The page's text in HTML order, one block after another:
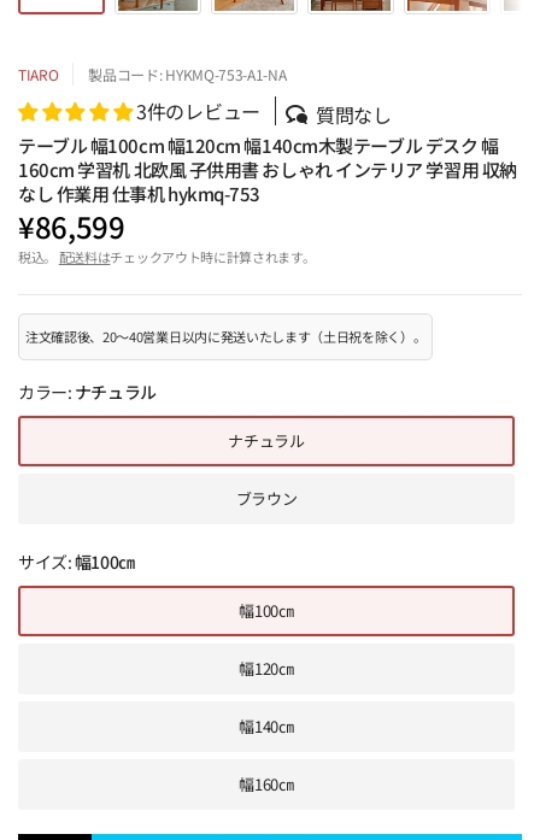
TIARO 製品コード: HYKMQ-753-A1-NA
3件のレビュー 質問なし
テーブル 幅100cm 幅120cm 幅140cm木製テーブル デスク 幅
160cm 学習机 北欧風 子供用書 おしゃれ インテリア 学習用 収納
なし 作業用 仕事机 hykmq-753
¥86,599
税込。 配送料はチェックアウト時に計算されます。
注文確認後、20～40営業日以内に発送いたします（土日祝を除く）。
カラー: ナチュラル
ナチュラル
ブラウン
サイズ:幅100㎝
幅100㎝
幅120㎝
幅140㎝
幅160㎝